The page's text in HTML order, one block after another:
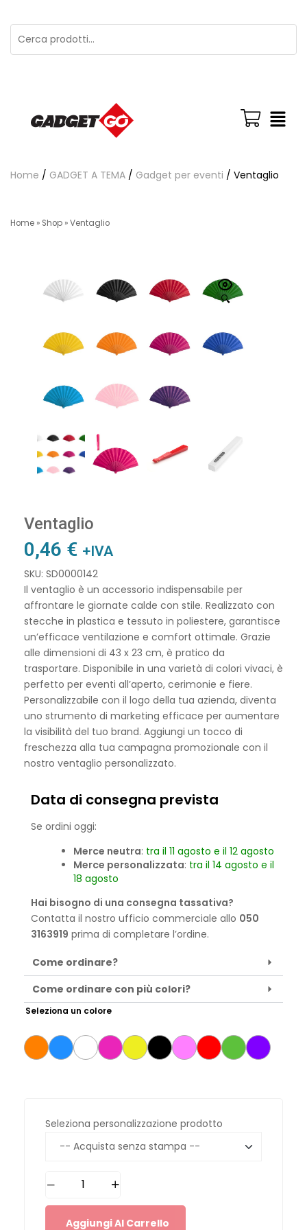
Home / GADGET A TEMA / Gadget per eventi / Ventaglio
Home » Shop »Ventaglio
🔍
Ventaglio
0,46 € +IVA
SKU: SD0000142
Il ventaglio è un accessorio indispensabile per
affrontare le giornate calde con stile. Realizzato con
stecche in plastica e tessuto in poliestere, garantisce
un’efficace ventilazione e comfort ottimale. Grazie
alle dimensioni di 43 x 23 cm, è pratico da
trasportare. Disponibile in una varietà di colori vivaci, è
perfetto per eventi all’aperto, cerimonie e fiere.
Personalizzabile con il logo della tua azienda, diventa
uno strumento di marketing efficace per aumentare
la visibilità del tuo brand. Aggiungi un tocco di
freschezza alla tua campagna promozionale con il
nostro ventaglio personalizzato.
Data di consegna prevista
Se ordini oggi:
Merce neutra: tra il 11 agosto e il 12 agosto
Merce personalizzata: tra il 14 agosto e il
18 agosto
Hai bisogno di una consegna tassativa?
Contatta il nostro ufficio commerciale allo 050
3163919 prima di completare l’ordine.
Come ordinare?
Come ordinare con più colori?
Seleziona un colore
Seleziona personalizzazione prodotto
Aggiungi Al Carrello